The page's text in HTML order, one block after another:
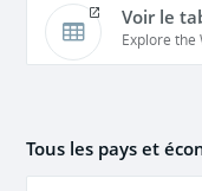
Voir le
Explore the
Tous les pays et